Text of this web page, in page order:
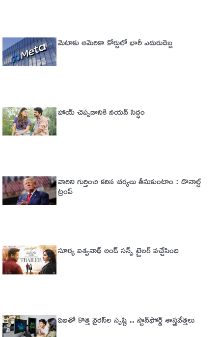
మెటాకు అమెరికా కోర్టులో భారీ ఎదురుదెబ్బ
హాయ్ చెప్పడానికి నయన్ సిద్ధం
వారిని గుర్తించి కఠిన చర్యలు తీసుకుంటాం : డొనాల్డ్
ట్రంప్
సూర్య విశ్వనాథ్ అండ్ సన్స్ ట్రైలర్ వచ్చేసింది
ఏఐతో కొత్త వైరస్‌ల సృష్టి .. స్టాన్‌ఫోర్డ్‌ శాస్త్రవేత్తలు